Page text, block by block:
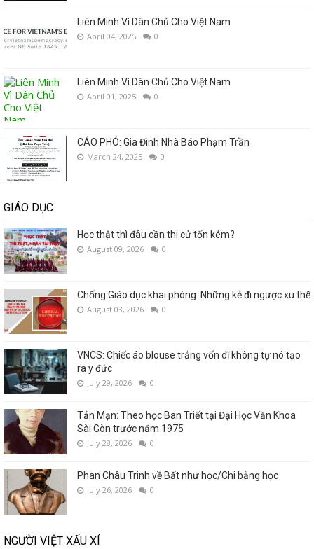
Liên Minh Vì Dân Chủ Cho Việt Nam
April 04, 2025 0
Liên Minh Vì Dân Chủ Cho Việt Nam
April 01, 2025 0
CÁO PHÓ: Gia Đình Nhà Báo Phạm Trần
March 24, 2025 0
GIÁO DỤC
Học thật thì đâu cần thi cử tốn kém?
August 09, 2026 0
Chống Giáo dục khai phóng: Những kẻ đi ngược xu thế
August 03, 2026 0
VNCS: Chiếc áo blouse trắng vốn dĩ không tự nó tạo
ra y đức
July 29, 2026 0
Tản Mạn: Theo học Ban Triết tại Đại Học Văn Khoa
Sài Gòn trước năm 1975
July 28, 2026 0
Phan Châu Trinh về Bất như học/Chi bằng học
July 26, 2026 0
NGƯỜI VIỆT XẤU XÍ